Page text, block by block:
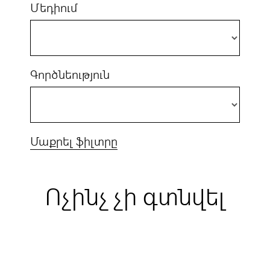
Մեդիում
Գործնեություն
Մաքրել ֆիլտրը
Ոչինչ չի գտնվել